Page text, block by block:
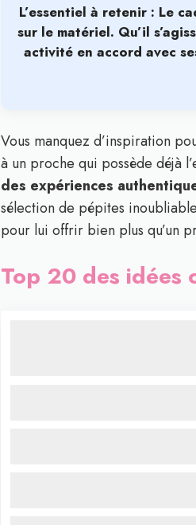
L’essentiel à retenir : Le
sur le matériel. Qu’il
activité en accord avec
Vous manquez d’inspiration
à un proche qui possède déjà
des expériences
sélection de pépites
pour lui offrir bien plus qu’un
Top 20 des idées